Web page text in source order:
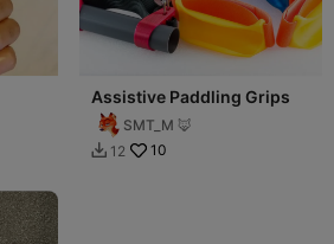
Assistive Paddling Grips
SMT_M 🦊
 12 10